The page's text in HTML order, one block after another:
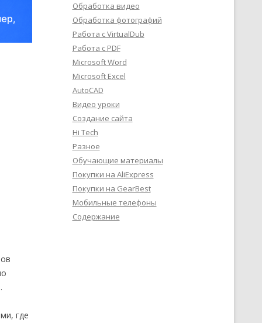
где
Обработка видео
Обработка фотографий
Работа с VirtualDub
Работа с PDF
Microsoft Word
Microsoft Excel
AutoCAD
Видео уроки
Создание сайта
Hi Tech
Разное
Обучающие материалы
Покупки на AliExpress
Покупки на GearBest
Мобильные телефоны
Содержание